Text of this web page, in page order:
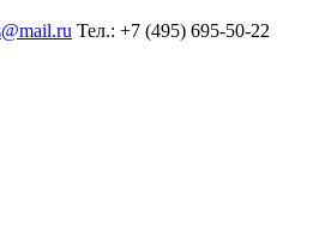
Тел.: +7 (495) 695-50-22